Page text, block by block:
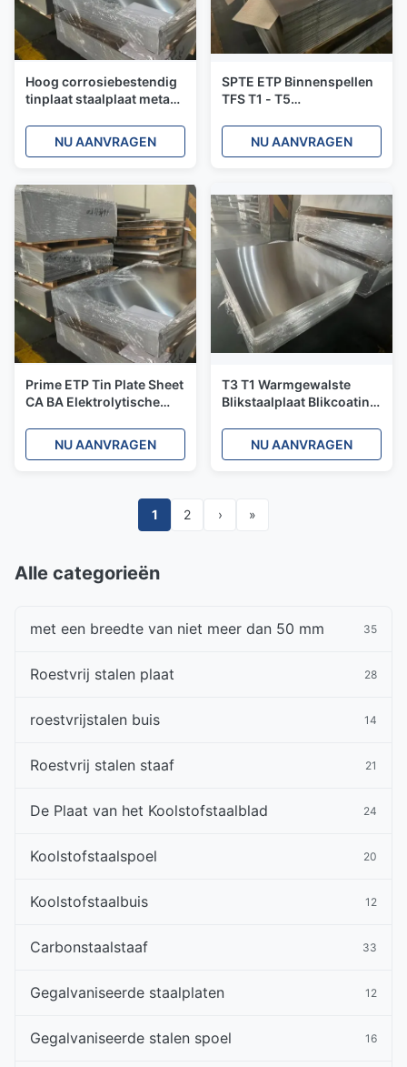
Hoog corrosiebestendig
tinplaat staalplaat metaal
verpakking
NU AANVRAGEN
SPTE ETP Binnenspellen
TFS T1 - T5
Voedingsmiddelenkwaliteit
en industriële kwaliteit
NU AANVRAGEN
Prime ETP Tin Plate Sheet
CA BA Elektrolytische
voedselverpakkingen
NU AANVRAGEN
T3 T1 Warmgewalste
Blikstaalplaat Blikcoating
Elektroplating 1050mm
NU AANVRAGEN
1 2 › »
Alle categorieën
met een breedte van niet meer dan 50 mm 35
Roestvrij stalen plaat 28
roestvrijstalen buis 14
Roestvrij stalen staaf 21
De Plaat van het Koolstofstaalblad 24
Koolstofstaalspoel 20
Koolstofstaalbuis 12
Carbonstaalstaaf 33
Gegalvaniseerde staalplaten 12
Gegalvaniseerde stalen spoel 16